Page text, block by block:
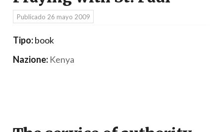
Recursos
Publicado 26 mayo 2009
Tipo:book
Nazione: Kenya